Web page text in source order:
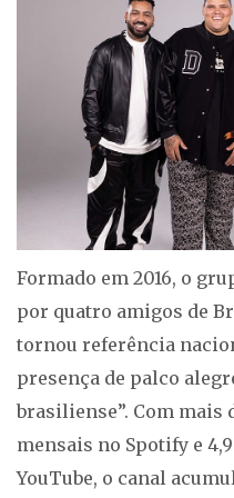
Formado em 2016, o
por quatro amigos de
tornou referência
presença de palco
brasiliense”. Com mais
mensais no Spotify e
YouTube, o canal